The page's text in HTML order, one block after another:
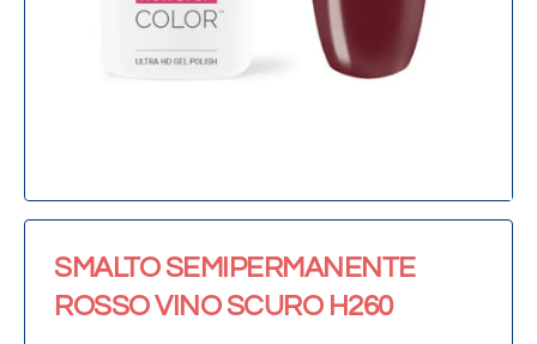
SMALTO SEMIPERMANENTE
ROSSO VINO SCURO H260